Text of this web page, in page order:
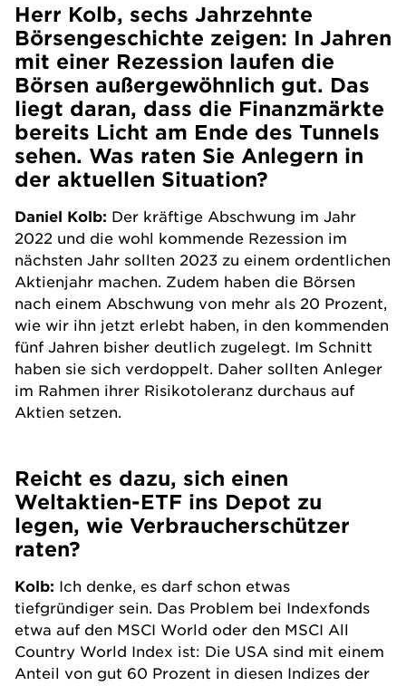
Herr Kolb, sechs Jahrzehnte
Börsengeschichte zeigen: In Jahren
mit einer Rezession laufen die
Börsen außergewöhnlich gut. Das
liegt daran, dass die Finanzmärkte
bereits Licht am Ende des Tunnels
sehen. Was raten Sie Anlegern in
der aktuellen Situation?
Daniel Kolb: Der kräftige Abschwung im Jahr
2022 und die wohl kommende Rezession im
nächsten Jahr sollten 2023 zu einem ordentlichen
Aktienjahr machen. Zudem haben die Börsen
nach einem Abschwung von mehr als 20 Prozent,
wie wir ihn jetzt erlebt haben, in den kommenden
fünf Jahren bisher deutlich zugelegt. Im Schnitt
haben sie sich verdoppelt. Daher sollten Anleger
im Rahmen ihrer Risikotoleranz durchaus auf
Aktien setzen.
Reicht es dazu, sich einen
Weltaktien-ETF ins Depot zu
legen, wie Verbraucherschützer
raten?
Kolb: Ich denke, es darf schon etwas
tiefgründiger sein. Das Problem bei Indexfonds
etwa auf den MSCI World oder den MSCI All
Country World Index ist: Die USA sind mit einem
Anteil von gut 60 Prozent in diesen Indizes der